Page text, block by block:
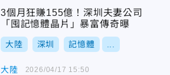
3個月狂賺155億！深圳夫妻公司
「囤記憶體晶片」暴富傳奇曝
大陸 深圳 記憶體
大陸 2026/04/17 15:50